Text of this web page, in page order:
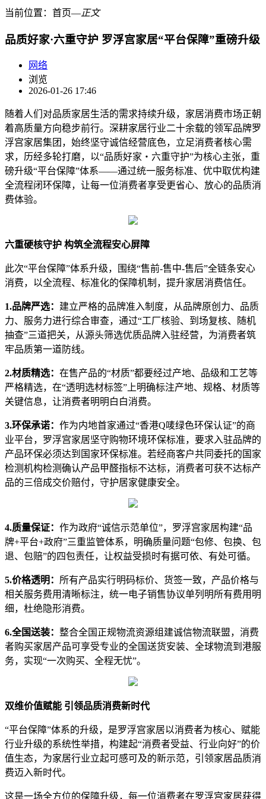
当前位置： 首页―正文
品质好家·六重守护 罗浮宫家居“平台保障”重磅升级
网络
浏览
2026-01-26 17:46
随着人们对品质家居生活的需求持续升级，家居消费市场正朝
着高质量方向稳步前行。深耕家居行业二十余载的领军品牌罗
浮宫家居集团，始终坚守诚信经营底色，立足消费者核心需
求，历经多轮打磨，以“品质好家・六重守护”为核心主张，重
磅升级“平台保障”体系——通过统一服务标准、优中取优构建
全流程闭环保障，让每一位消费者享受更省心、放心的品质消
费体验。
六重硬核守护 构筑全流程安心屏障
此次“平台保障”体系升级，围绕“售前-售中-售后”全链条安心
消费，以全流程、标准化的保障机制，提升家居消费信任。
1.品牌严选： 建立严格的品牌准入制度，从品牌原创力、品质
力、服务力进行综合审查，通过“工厂核验、到场复核、随机
抽查”三道把关，从源头筛选优质品牌入驻经营，为消费者筑
牢品质第一道防线。
2.材质精选： 在售产品的“材质”都要经过产地、品级和工艺等
严格精选，在“透明选材标签”上明确标注产地、规格、材质等
关键信息，让消费者明明白白消费。
3.环保承诺： 作为内地首家通过“香港Q唛绿色环保认证”的商
业平台，罗浮宫家居坚守购物环境环保标准，要求入驻品牌的
产品环保必须达到国家环保标准。若经商客户共同委托的国家
检测机构检测确认产品甲醛指标不达标，消费者可获不达标产
品的三倍成交价赔付，守护居家健康安全。
4.质量保证： 作为政府“诚信示范单位”，罗浮宫家居构建“品
牌+平台+政府”三重监管体系，明确质量问题“包修、包换、包
退、包赔”的四包责任，让权益受损时有据可依、有处可循。
5.价格透明： 所有产品实行明码标价、货签一致，产品价格与
相关服务费用清晰标注，统一电子销售协议单列明所有费用明
细，杜绝隐形消费。
6.全国送装： 整合全国正规物流资源组建诚信物流联盟，消费
者购买家居产品可享受专业的全国送货安装、全球物流到港服
务，实现“一次购买、全程无忧”。
双维价值赋能 引领品质消费新时代
“平台保障”体系的升级，是罗浮宫家居以消费者为核心、赋能
行业升级的系统性举措，构建起“消费者受益、行业向好”的价
值生态，为家居行业立起可感可及的新示范，引领家居品质消
费迈入新时代。
这是一场全方位的保障升级，每一位消费者在罗浮宫家居获得